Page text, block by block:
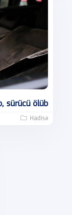
sürücü ölüb
Hadisə